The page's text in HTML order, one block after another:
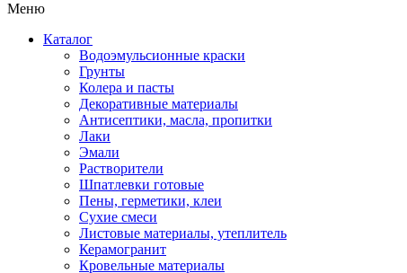
Меню
Каталог
Водоэмульсионные краски
Грунты
Колера и пасты
Декоративные материалы
Антисептики, масла, пропитки
Лаки
Эмали
Растворители
Шпатлевки готовые
Пены, герметики, клеи
Сухие смеси
Листовые материалы, утеплитель
Керамогранит
Кровельные материалы